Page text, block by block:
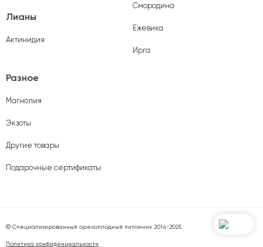
Смородина
Ежевика
Ирга
Лианы
Актинидия
Разное
Магнолия
Экзоты
Другие товары
Подарочные сертификаты
© Специализированный орехоплодный питомник 2014-2025
Политика конфиденциальности